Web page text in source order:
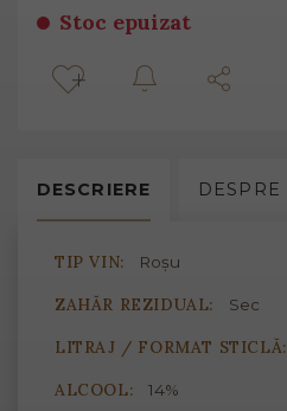
Stoc epuizat
DESCRIERE DESPRE
TIP VIN: Roșu
ZAHĂR REZIDUAL: Sec
LITRAJ / FORMAT STICLĂ:
ALCOOL: 14%